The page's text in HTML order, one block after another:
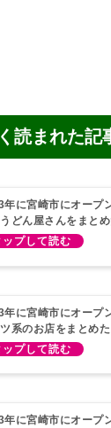
読まれた記
年に宮崎市にオープ
どん屋さんをまとめ
年に宮崎市にオープ
系のお店をまとめた
年に宮崎市にオープ